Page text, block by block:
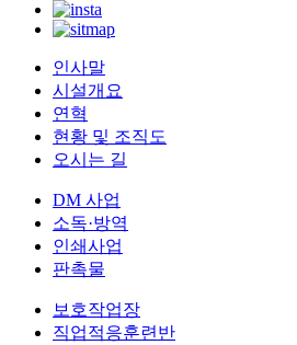
인사말
시설개요
연혁
현황 및 조직도
오시는 길
DM 사업
소독·방역
인쇄사업
판촉물
보호작업장
직업적응훈련반